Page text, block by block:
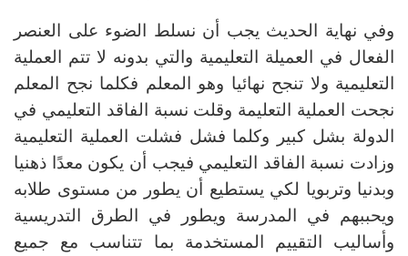
وفي نهاية الحديث يجب أن نسلط الضوء على العنصر
الفعال في العميلة التعليمية والتي بدونه لا تتم العملية
التعليمية ولا تنجح نهائيا وهو المعلم فكلما نجح المعلم
نجحت العملية التعليمة وقلت نسبة الفاقد التعليمي في
الدولة بشل كبير وكلما فشل فشلت العملية التعليمية
وزادت نسبة الفاقد التعليمي فيجب أن يكون معدًا ذهنيا
وبدنيا وتربويا لكي يستطيع أن يطور من مستوى طلابه
ويحببهم في المدرسة ويطور في الطرق التدريسية
وأساليب التقييم المستخدمة بما تتناسب مع جميع